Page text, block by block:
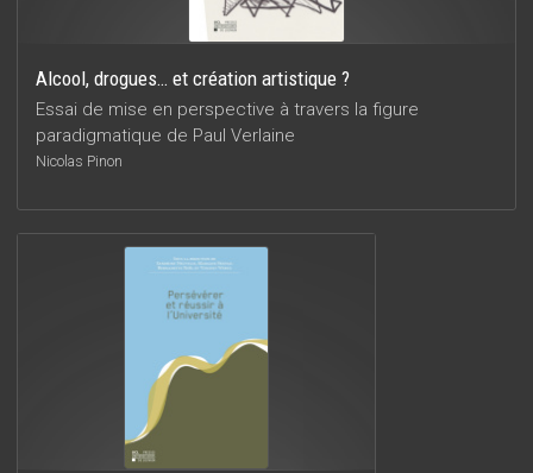
Alcool, drogues… et création artistique ?
Essai de mise en perspective à travers la figure
paradigmatique de Paul Verlaine
Nicolas Pinon